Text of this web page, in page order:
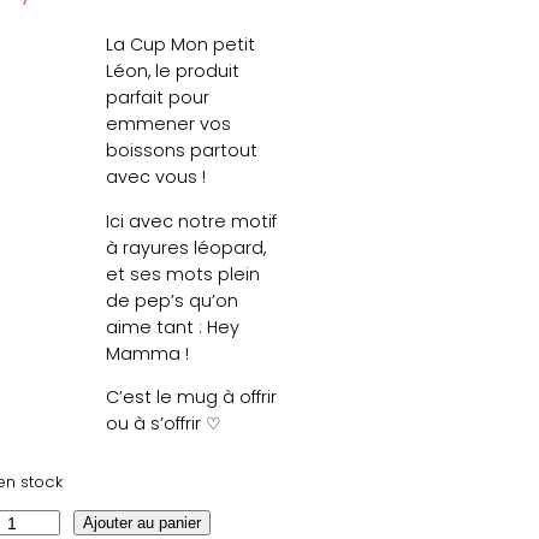
La Cup Mon petit
Léon, le produit
parfait pour
emmener vos
boissons partout
avec vous !
Ici avec notre motif
à rayures léopard,
et ses mots plein
de pep’s qu’on
aime tant : Hey
Mamma !
C’est le mug à offrir
ou à s’offrir ♡
stock
Ajouter au panier